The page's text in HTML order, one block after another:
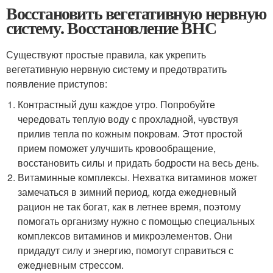
Восстановить вегетативную нервную
систему. Восстановление ВНС
Существуют простые правила, как укрепить
вегетативную нервную систему и предотвратить
появление приступов:
Контрастный душ каждое утро. Попробуйте
чередовать теплую воду с прохладной, чувствуя
прилив тепла по кожным покровам. Этот простой
прием поможет улучшить кровообращение,
восстановить силы и придать бодрости на весь день.
Витаминные комплексы. Нехватка витаминов может
замечаться в зимний период, когда ежедневный
рацион не так богат, как в летнее время, поэтому
помогать организму нужно с помощью специальных
комплексов витаминов и микроэлементов. Они
придадут силу и энергию, помогут справиться с
ежедневным стрессом.